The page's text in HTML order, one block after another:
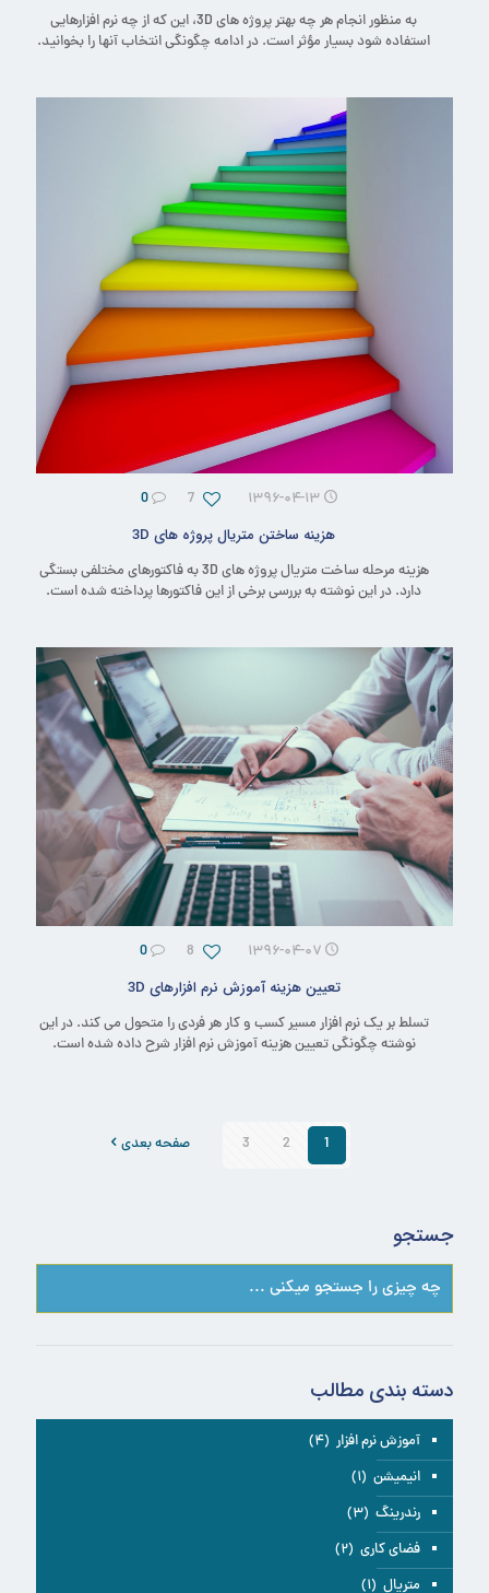
به منظور انجام هر چه بهتر پروژه های 3D، این که از چه نرم افزارهایی
استفاده شود بسیار مؤثر است. در ادامه چگونگی انتخاب آنها را بخوانید.
۱۳۹۶-۰۴-۱۳ 7
0
هزینه ساختن متریال پروژه های 3D
هزینه مرحله ساخت متریال پروژه های 3D به فاکتورهای مختلفی بستگی
دارد. در این نوشته به بررسی برخی از این فاکتورها پرداخته شده است.
۱۳۹۶-۰۴-۰۷ 8
0
تعیین هزینه آموزش نرم افزارهای 3D
تسلط بر یک نرم افزار مسیر کسب و کار هر فردی را متحول می کند. در این
نوشته چگونگی تعیین هزینه آموزش نرم افزار شرح داده شده است.
1
2
3 صفحه بعدی
جستجو
دسته بندی مطالب
آموزش نرم افزار (۴)
انیمیشن (۱)
رندرینگ (۳)
فضای کاری (۲)
متریال (۱)